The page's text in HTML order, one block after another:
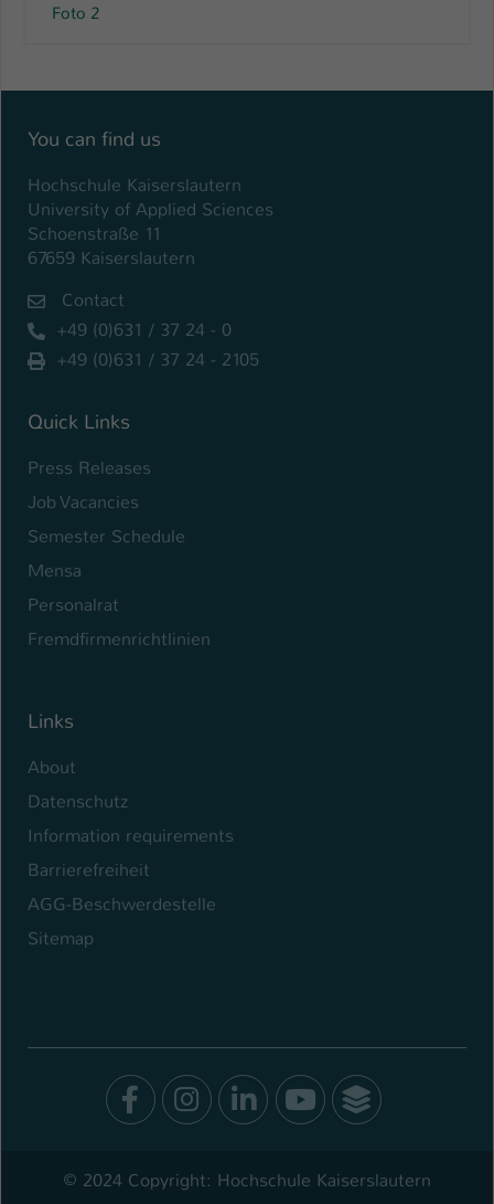
Foto 2
You can find us
Hochschule Kaiserslautern
University of Applied Sciences
Schoenstraße 11
67659 Kaiserslautern
Contact
+49 (0)631 / 37 24 - 0
+49 (0)631 / 37 24 - 2105
Quick Links
Press Releases
Job Vacancies
Semester Schedule
Mensa
Personalrat
Fremdfirmenrichtlinien
Links
About
Datenschutz
Information requirements
Barrierefreiheit
AGG-Beschwerdestelle
Sitemap
Facebook
Instagram
LinkedIn
Youtube
© 2024 Copyright: Hochschule Kaiserslautern